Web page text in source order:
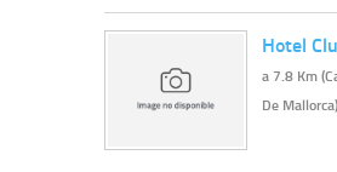
Hotel
a 7.8 Km
De Mallorca)